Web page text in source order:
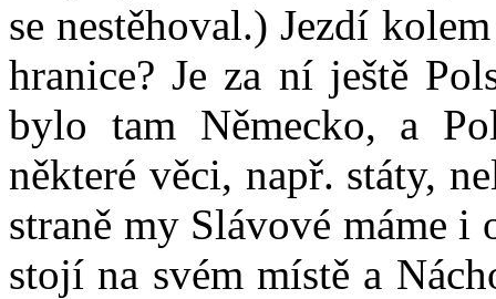
se nestěhoval.) Jezdí
hranice? Je za ní ještě
bylo tam Německo, a
některé věci, např. státy,
straně my Slávové máme
stojí na svém místě a